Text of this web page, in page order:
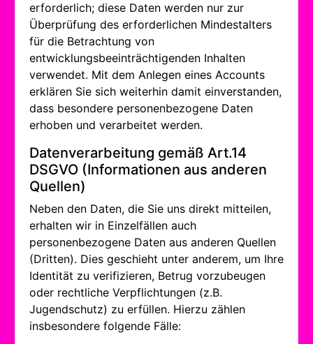
erforderlich; diese Daten werden nur zur
Überprüfung des erforderlichen Mindestalters
für die Betrachtung von
entwicklungsbeeinträchtigenden Inhalten
verwendet. Mit dem Anlegen eines Accounts
erklären Sie sich weiterhin damit einverstanden,
dass besondere personenbezogene Daten
erhoben und verarbeitet werden.
Datenverarbeitung gemäß Art.14
DSGVO (Informationen aus anderen
Quellen)
Neben den Daten, die Sie uns direkt mitteilen,
erhalten wir in Einzelfällen auch
personenbezogene Daten aus anderen Quellen
(Dritten). Dies geschieht unter anderem, um Ihre
Identität zu verifizieren, Betrug vorzubeugen
oder rechtliche Verpflichtungen (z.B.
Jugendschutz) zu erfüllen. Hierzu zählen
insbesondere folgende Fälle: